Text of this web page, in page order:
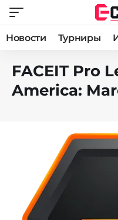
Новости Турниры
FACEIT Pro
America: